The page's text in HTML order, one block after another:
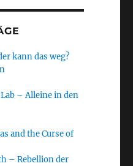
kann das weg?
– Alleine in den
and the Curse of
– Rebellion der